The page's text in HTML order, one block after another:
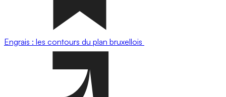
Engrais : les contours du plan bruxellois